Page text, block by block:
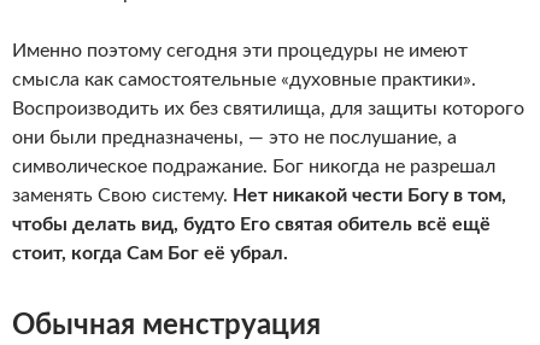
Именно поэтому сегодня эти процедуры не имеют
смысла как самостоятельные «духовные практики».
Воспроизводить их без святилища, для защиты которого
они были предназначены, — это не послушание, а
символическое подражание. Бог никогда не разрешал
заменять Свою систему. Нет никакой чести Богу в том,
чтобы делать вид, будто Его святая обитель всё ещё
стоит, когда Сам Бог её убрал.
Обычная менструация